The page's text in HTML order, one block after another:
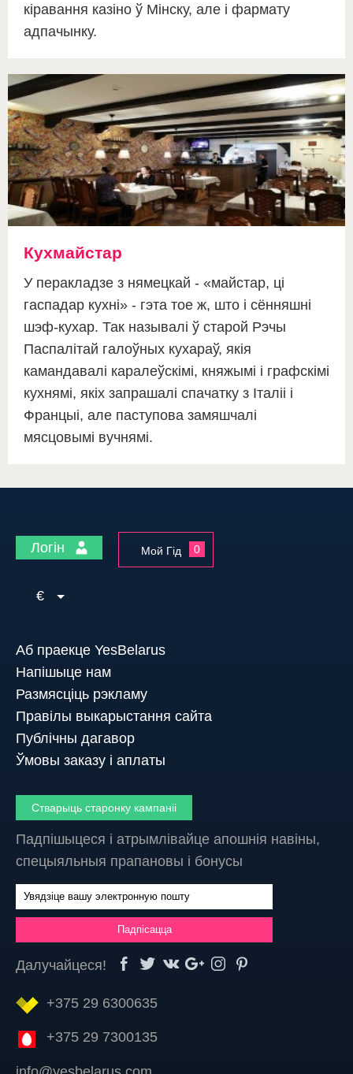
кіравання казіно ў Мінску, але і фармату
адпачынку.
Кухмайстар
У перакладзе з нямецкай - «майстар, ці
гаспадар кухні» - гэта тое ж, што і сённяшні
шэф-кухар. Так называлі ў старой Рэчы
Паспалітай галоўных кухараў, якія
камандавалі каралеўскімі, княжымі і графскімі
кухнямі, якіх запрашалі спачатку з Італіі і
Францыі, але паступова замяшчалі
мясцовымі вучнямі.
Логін Мой Гід 0
€
Аб праекце YesBelarus
Напішыце нам
Размясціць рэкламу
Правілы выкарыстання сайта
Публічны дагавор
Ўмовы заказу і аплаты
Стварыць старонку кампаніі
Падпішыцеся і атрымлівайце апошнія навіны,
спецыяльныя прапановы і бонусы
Далучайцеся!
+375 29 6300635
+375 29 7300135